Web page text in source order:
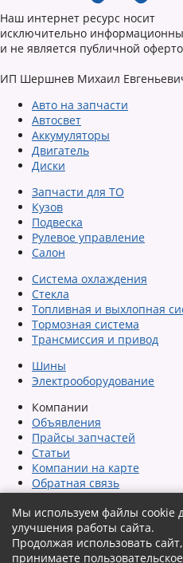
Мы используем файлы cookie
улучшения работы сайта.
Продолжая использовать сайт,
принимаете пользовательское
Наш интернет ресурс носит
исключительно
и не является публичной
ИП Шершнев Михаил
Авто на запчасти
Автосвет
Аккумуляторы
Двигатель
Диски
Запчасти для ТО
Кузов
Подвеска
Рулевое управление
Салон
Система охлаждения
Стекла
Топливная и выхлопная
Тормозная система
Трансмиссия и привод
Шины
Электрооборудование
Компании
Объявления
Прайсы запчастей
Статьи
Компании на карте
Обратная связь
Сообщить об ошибке
Карта сайта
Помощь
Автозагрузка объявлений
Пользовательское